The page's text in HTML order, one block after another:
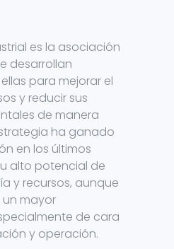
es la asociación
desarrollan
para mejorar el
y reducir sus
de manera
ha ganado
en los últimos
alto potencial de
y recursos, aunque
mayor
de cara
y operación.